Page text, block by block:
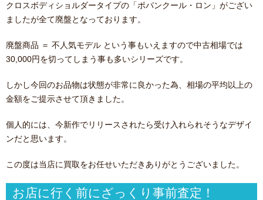
クロスボディショルダータイプの「ポパンクール・ロン」がござい
ましたが全て廃盤となっております。
廃盤商品 ＝ 不人気モデル という事もいえますので中古相場では
30,000円を切ってしまう事も多いシリーズです。
しかし今回のお品物は状態が非常に良かった為、相場の平均以上の
金額をご提示させて頂きました。
個人的には、今新作でリリースされたら受け入れられそうなデザイ
ンだと思います。
この度は当店に買取をお任せいただきありがとうございました。
お店に行く前にざっくり事前査定！